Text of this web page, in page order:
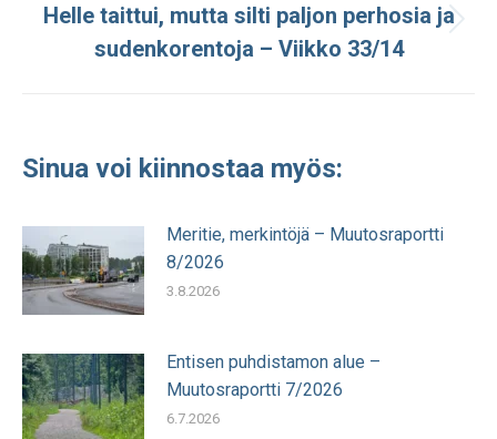
Seuraava
julkaisu:
Helle taittui, mutta silti paljon perhosia ja
sudenkorentoja – Viikko 33/14
Sinua voi kiinnostaa myös:
Meritie, merkintöjä – Muutosraportti
8/2026
3.8.2026
Entisen puhdistamon alue –
Muutosraportti 7/2026
6.7.2026